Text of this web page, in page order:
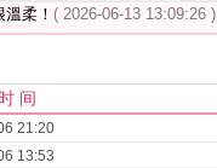
柔！ ( 2026-06-13 13:09:26 )
间
21:20
13:53